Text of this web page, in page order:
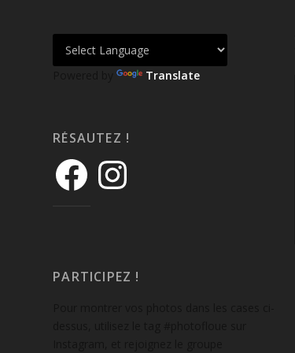
Powered by Translate
RÉSAUTEZ !
PARTICIPEZ !